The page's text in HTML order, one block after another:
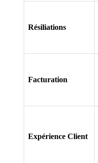
Résiliations
Facturation
Expérience Client